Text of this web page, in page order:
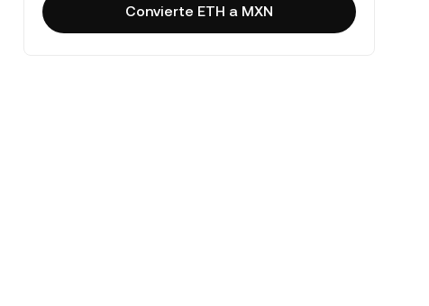
Convierte ETH a MXN